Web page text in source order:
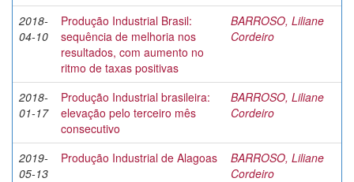
2018-
04-10
Produção Industrial Brasil:
sequência de melhoria nos
resultados, com aumento no
ritmo de taxas positivas
BARROSO, Liliane
Cordeiro
2018-
01-17
Produção Industrial brasileira:
elevação pelo terceiro mês
consecutivo
BARROSO, Liliane
Cordeiro
2019-
05-13
Produção Industrial de Alagoas
BARROSO, Liliane
Cordeiro